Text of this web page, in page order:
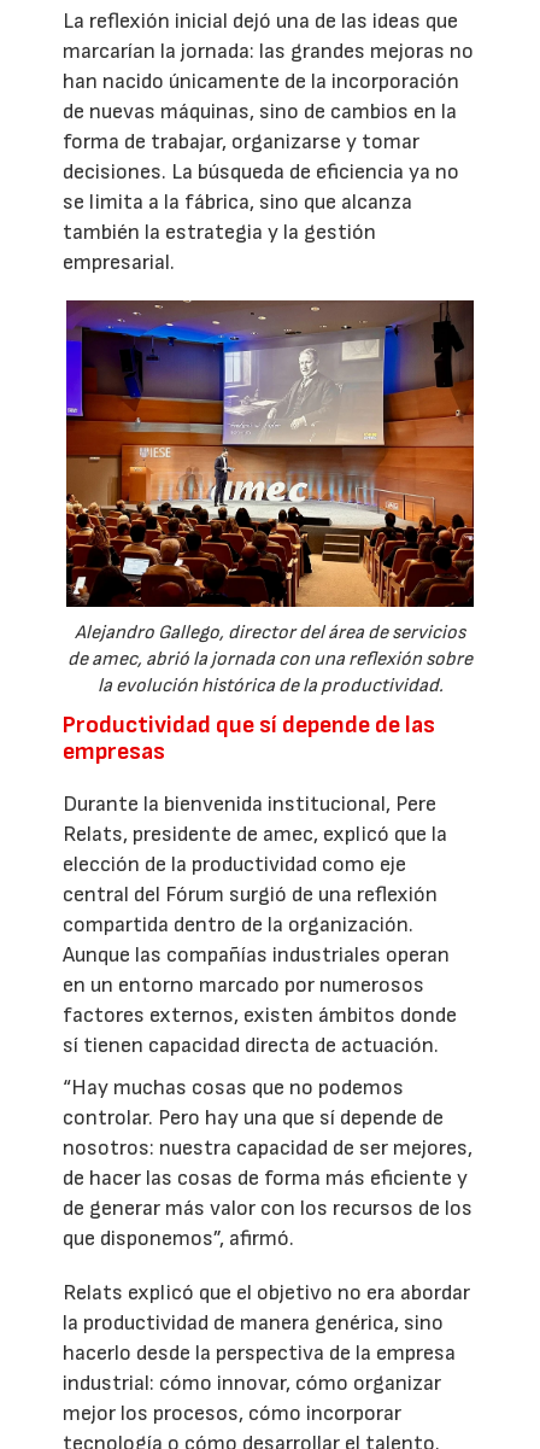
La reflexión inicial dejó una de las ideas que
marcarían la jornada: las grandes mejoras no
han nacido únicamente de la incorporación
de nuevas máquinas, sino de cambios en la
forma de trabajar, organizarse y tomar
decisiones. La búsqueda de eficiencia ya no
se limita a la fábrica, sino que alcanza
también la estrategia y la gestión
empresarial.
Alejandro Gallego, director del área de servicios
de amec, abrió la jornada con una reflexión sobre
la evolución histórica de la productividad.
Productividad que sí depende de las
empresas
Durante la bienvenida institucional, Pere
Relats, presidente de amec, explicó que la
elección de la productividad como eje
central del Fórum surgió de una reflexión
compartida dentro de la organización.
Aunque las compañías industriales operan
en un entorno marcado por numerosos
factores externos, existen ámbitos donde
sí tienen capacidad directa de actuación.
“Hay muchas cosas que no podemos
controlar. Pero hay una que sí depende de
nosotros: nuestra capacidad de ser mejores,
de hacer las cosas de forma más eficiente y
de generar más valor con los recursos de los
que disponemos”, afirmó.
Relats explicó que el objetivo no era abordar
la productividad de manera genérica, sino
hacerlo desde la perspectiva de la empresa
industrial: cómo innovar, cómo organizar
mejor los procesos, cómo incorporar